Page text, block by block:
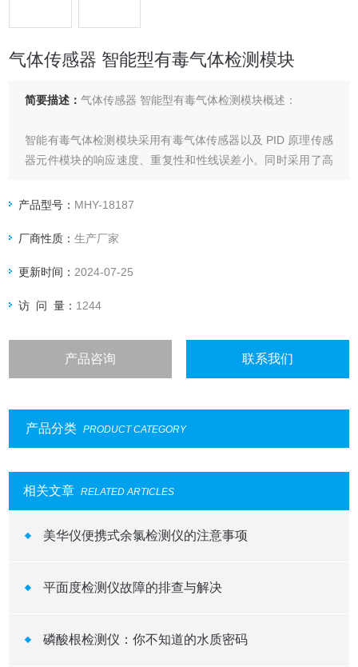
气体传感器 智能型有毒气体检测模块
简要描述：气体传感器 智能型有毒气体检测模块概述：
智能有毒气体检测模块采用有毒气体传感器以及 PID 原理传感
器元件模块的响应速度、重复性和性线误差小。同时采用了高
的技术，模块测量的精度和线性。
产品型号： MHY-18187
厂商性质：生产厂家
更新时间： 2024-07-25
访 问 量： 1244
产品咨询 联系我们
产品分类 PRODUCT CATEGORY
相关文章 RELATED ARTICLES
美华仪便携式余氯检测仪的注意事项
平面度检测仪故障的排查与解决
磷酸根检测仪：你不知道的水质密码